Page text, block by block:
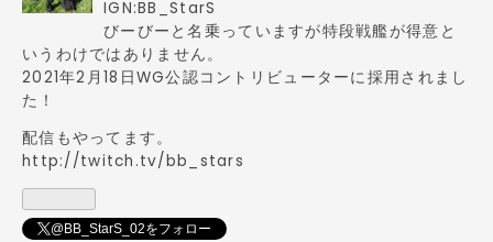
Pro
IGN:BB_StarS
びーびーと名乗っていますが特段戦艦が得意と
いうわけではありません。
2021年2月18日WG公認コントリビューターに採用されまし
た！
配信もやってます。
http://twitch.tv/bb_stars
@BB_StarS_02をフォロー